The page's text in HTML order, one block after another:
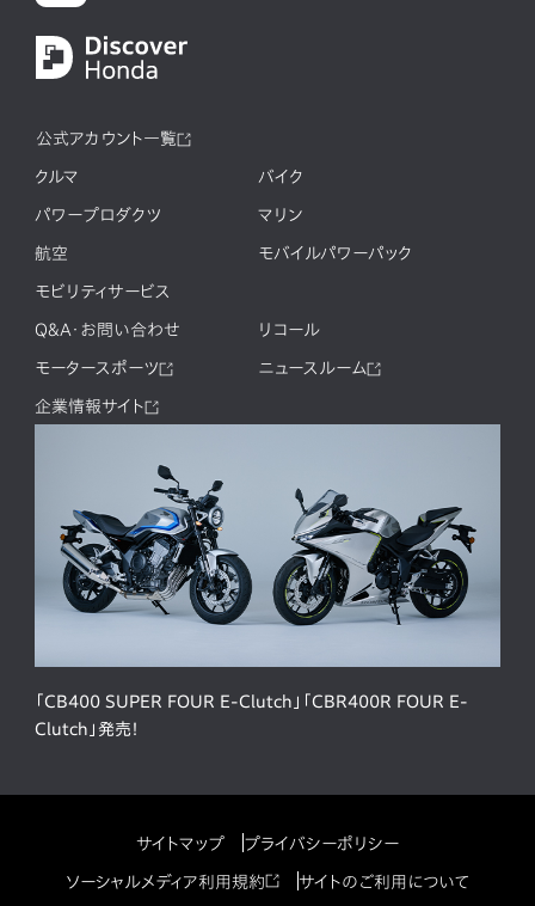
公式アカウント一覧
クルマ バイク
パワープロダクツ マリン
航空 モバイルパワーパック
モビリティサービス
Q&A・お問い合わせ リコール
モータースポーツ ニュースルーム
企業情報サイト
「CB400 SUPER FOUR E-Clutch」「CBR400R FOUR E-
Clutch」発売！
サイトマップ プライバシーポリシー
ソーシャルメディア利用規約 サイトのご利用について